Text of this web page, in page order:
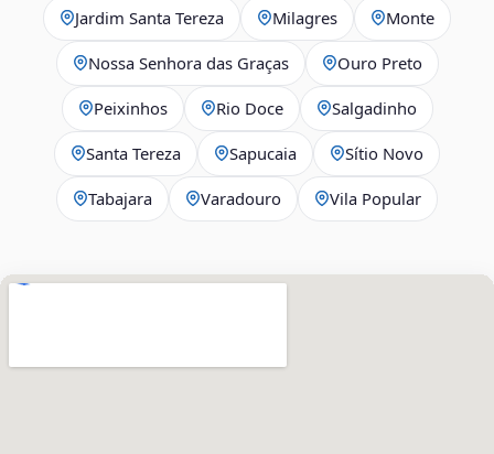
Jardim Santa Tereza Milagres Monte
Nossa Senhora das Graças Ouro Preto
Peixinhos Rio Doce Salgadinho
Santa Tereza Sapucaia Sítio Novo
Tabajara Varadouro Vila Popular